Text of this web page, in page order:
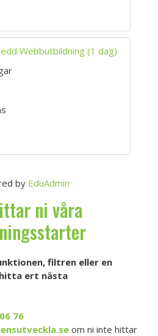
Webbutbildning (1 dag)
by EduAdmin
ni våra
filtren eller en
ert nästa
76
om ni inte hittar